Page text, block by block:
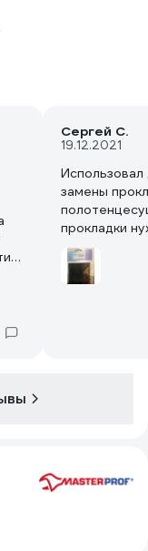
Сергей С.
19.12.2021
замены
прокладки
толщины,
заказал
вырезал по